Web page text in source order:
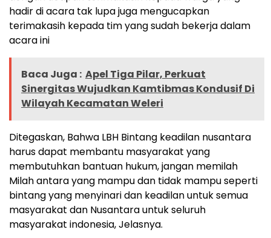
hadir di acara tak lupa juga mengucapkan
terimakasih kepada tim yang sudah bekerja dalam
acara ini
Baca Juga : Apel Tiga Pilar, Perkuat
Sinergitas Wujudkan Kamtibmas Kondusif Di
Wilayah Kecamatan Weleri
Ditegaskan, Bahwa LBH Bintang keadilan nusantara
harus dapat membantu masyarakat yang
membutuhkan bantuan hukum, jangan memilah
Milah antara yang mampu dan tidak mampu seperti
bintang yang menyinari dan keadilan untuk semua
masyarakat dan Nusantara untuk seluruh
masyarakat indonesia, Jelasnya.